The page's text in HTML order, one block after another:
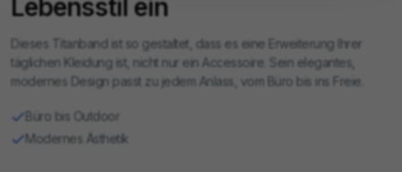
Lebensstil ein
Dieses Titanband ist so gestaltet, dass es eine Erweiterung Ihrer
täglichen Kleidung ist, nicht nur ein Accessoire. Sein elegantes,
modernes Design passt zu jedem Anlass, vom Büro bis ins Freie.
Büro bis Outdoor
Modernes Ästhetik